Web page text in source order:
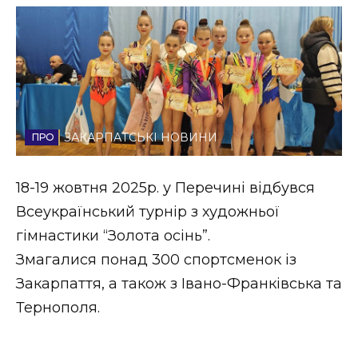
Політика
Соціум
Спорт
Стиль життя
Втрачений Ужгород (відеоверсія)
ЗАКАРПАТСЬКІ НОВИНИ
ЗАКАРПАТСЬКІ НОВИНИ
18-19 жовтня 2025р. у Перечині відбувся
Всеукраїнський турнір з художньої
гімнастики “Золота осінь”.
Змагалися понад 300 спортсменок із
Закарпаття, а також з Івано-Франківська та
Тернополя.